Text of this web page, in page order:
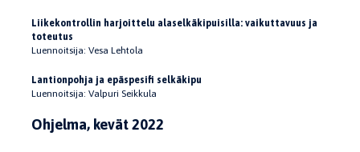
Liikekontrollin harjoittelu alaselkäkipuisilla: vaikuttavuus ja
toteutus
Luennoitsija: Vesa Lehtola
Lantionpohja ja epäspesifi selkäkipu
Luennoitsija: Valpuri Seikkula
Ohjelma, kevät 2022